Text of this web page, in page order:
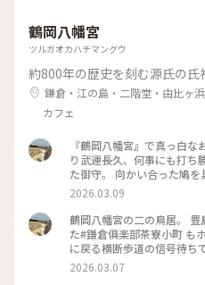
鶴岡八幡宮
ツルガオカハチマングウ
約800年の歴史を刻む源氏の氏
鎌倉・江の島・二階堂・由比ヶ
カフェ
『鶴岡八幡宮』で真っ白
り武運長久、何事にも打ち
た御守。 向かい合った鳩
が道案内をする“八幡神の
の鳩が末広がりで縁起が良い
ての鎌倉#鎌倉#鶴岡八幡宮
2026.03.09
鶴岡八幡宮の二の鳥居。
た#鎌倉俱楽部茶寮小町 も
に戻る横断歩道の信号待ち
がいたのでiPhoneで。 #はじめての鎌倉#Ayu桜#サクジロー#
鎌倉#鶴岡八幡宮#二の鳥居#
2026.03.07